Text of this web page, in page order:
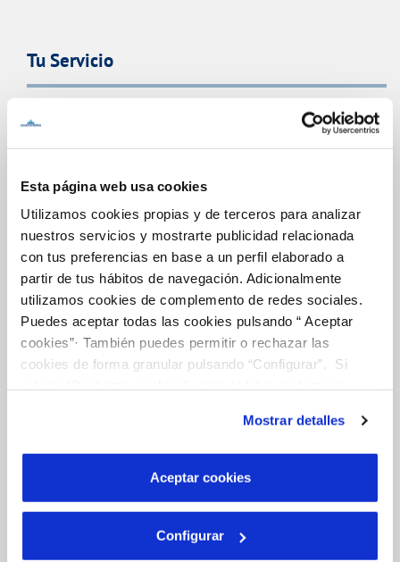
Esta página web usa cookies
Utilizamos cookies propias y de terceros para analizar
nuestros servicios y mostrarte publicidad relacionada
con tus preferencias en base a un perfil elaborado a
partir de tus hábitos de navegación. Adicionalmente
utilizamos cookies de complemento de redes sociales.
Puedes aceptar todas las cookies pulsando “ Aceptar
cookies”· También puedes permitir o rechazar las
cookies de forma granular pulsando “Configurar”. Si
son indispensables para que el sitio web funcione y que
por tanto no se pueden desactivar. Puedes consultar
más información en nuestraPolítica de Cookies
Mostrar detalles
Aceptar cookies
Configurar
Tu Servicio
FACTURAS Y PRECIOS
ATENCIÓN AL CLIENTE
COMPROMISO DE SERVICIO
Tu Agua
NUESTRO PAPEL EN EL CICLO URBANO
CALIDAD
Otros Servicios